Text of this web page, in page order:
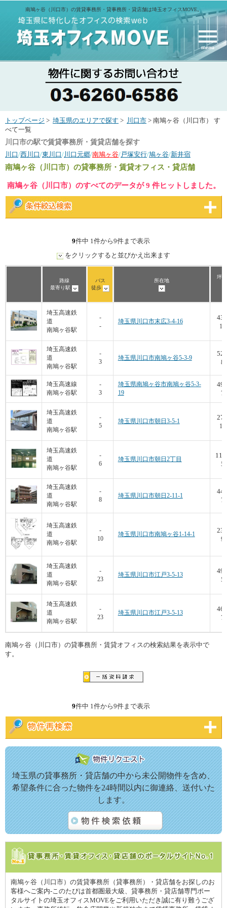
南鳩ヶ谷（川口市）の賃貸事務所・貸事務所・貸店舗は埼玉オフィスMOVE。
menu
埼玉県の貸事務所・貸店舗の中から未公開物件を含め、
希望条件に合った物件を24時間以内に御連絡、送付いた
します。
南鳩ヶ谷（川口市）の賃貸事務所（貸事務所）・貸店舗をお探しのお
客様へご案内-このたびは首都圏最大級、貸事務所・貸店舗専門ポー
タルサイトの埼玉オフィスMOVEをご利用いただき誠に有り難うござ
トップページ > 埼玉県のエリアで探す > 川口市 > 南鳩ヶ谷（川口市） す
べて一覧
川口市の駅で賃貸事務所・賃貸店舗を探す
川口 /西川口 /東川口 /川口元郷/南鳩ヶ谷/戸塚安行/鳩ヶ谷/新井宿
南鳩ヶ谷（川口市） の貸事務所・賃貸オフィス・貸店舗
南鳩ヶ谷（川口市）のすべてのデータが 9 件ヒットしました。
9件中 1件から9件まで表示
をクリックすると並びかえ出来ます
路線
最寄り駅
バス
徒歩
所在地
坪
埼玉高速鉄
道
南鳩ヶ谷駅
-
-
埼玉県川口市末広3-4-16
埼玉高速鉄
道
南鳩ヶ谷駅
-
3
埼玉県川口市南鳩ヶ谷5-3-9
埼玉高速線
南鳩ヶ谷駅
-
3
埼玉県南鳩ヶ谷市南鳩ヶ谷5-3-
19
埼玉高速鉄
道
南鳩ヶ谷駅
-
5
埼玉県川口市朝日3-5-1
埼玉高速鉄
道
南鳩ヶ谷駅
-
6
埼玉県川口市朝日2丁目
埼玉高速鉄
道
南鳩ヶ谷駅
-
8
埼玉県川口市朝日2-11-1
埼玉高速鉄
道
南鳩ヶ谷駅
-
10
埼玉県川口市南鳩ヶ谷1-14-1
埼玉高速鉄
道
南鳩ヶ谷駅
-
23
埼玉県川口市江戸3-5-13
埼玉高速鉄
道
南鳩ヶ谷駅
-
23
埼玉県川口市江戸3-5-13
南鳩ヶ谷（川口市）の貸事務所・賃貸オフィスの検索結果を表示中で
す。
9件中 1件から9件まで表示